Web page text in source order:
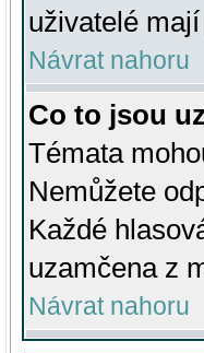
uživatelé
Návrat nahoru
Co to jsou
Témata
Nemůžete
Každé
uzamčena z
Návrat nahoru